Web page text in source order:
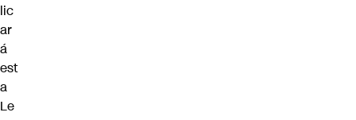
lic
ar
á
est
a
Le